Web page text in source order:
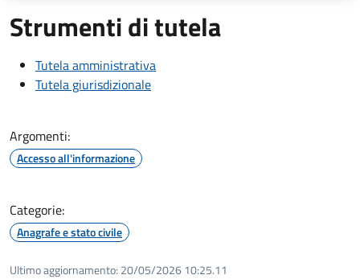
Strumenti di tutela
Tutela amministrativa
Tutela giurisdizionale
Argomenti:
Accesso all'informazione
Categorie:
Anagrafe e stato civile
Ultimo aggiornamento: 20/05/2026 10:25.11